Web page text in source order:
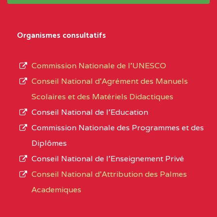
BALI COMMUNITY HIGH SCHOOL BP :(1)
BAPTIST COMPREHENSIVE COLLEGE (
BAMENDA(1)
NORD-
OUEST
BAPTIST
COMPREHENSIVE
BAMENDA
BAPTIST COMPREHENSIVE COLLEGE
type
L’offre
d’éducation
de
Organismes consultatifs
Commission Nationale de l’UNESCO
Conseil National d’Agrément des Manuels
Scolaires et des Matériels Didactiques
Conseil National de l’Education
Commission Nationale des Programmes et des
Diplômes
Conseil National de l’Enseignement Privé
Conseil National d'Attribution des Palmes
Academiques